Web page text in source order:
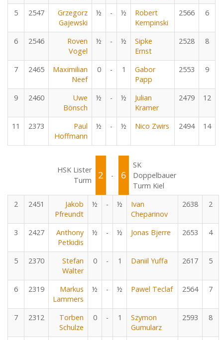
5 2547
Grzegorz
Gajewski
½ - ½
Robert
Kempinski
2566 6
6 2546
Roven
Vogel
½ - ½
Sipke
Ernst
2528 8
7 2465
Maximilian
Neef
0 - 1
Gabor
Papp
2553 9
9 2460
Uwe
Bönsch
½ - ½
Julian
Kramer
2479 12
11 2373
Paul
Hoffmann
½ - ½ Nico Zwirs 2494 14
HSK Lister
Turm
2 - 6
SK
Doppelbauer
Turm Kiel
2
2451
Jakob
Pfreundt
½ - ½
Ivan
Cheparinov
2638 2
3 2427
Anthony
Petkidis
½ - ½ Jonas Bjerre 2653 4
5 2370
Stefan
Walter
0 - 1 Daniil Yuffa 2617 5
6 2319
Markus
Lammers
½ - ½ Pawel Teclaf 2564 7
7 2312
Torben
Schulze
0 - 1
Szymon
Gumularz
2593 8